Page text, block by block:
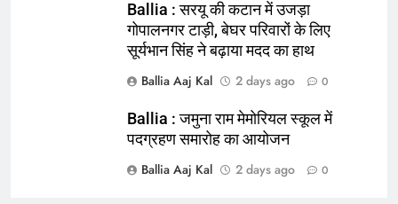
Ballia : न्याय की मांग: सड़क पर उतरे
NATIONAL बलिया
Ballia : सरयू की कटान में उजड़ा
गोपालनगर टाड़ी, बेघर परिवारों के लिए
सूर्यभान सिंह ने बढ़ाया मदद का हाथ
Ballia Aaj Kal
2 days ago 0
Ballia : जमुना राम मेमोरियल स्कूल में
पदग्रहण समारोह का आयोजन
Ballia Aaj Kal
2 days ago 0